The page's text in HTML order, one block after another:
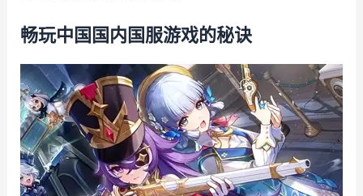
畅玩中国国内国服游戏的秘诀